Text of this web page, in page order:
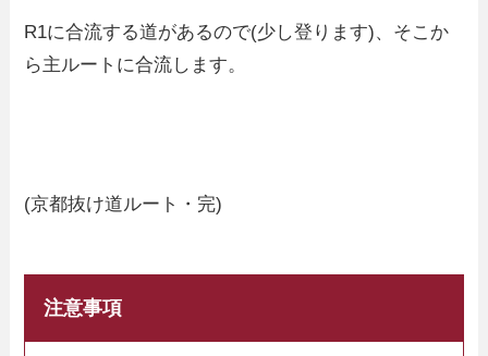
R1に合流する道があるので(少し登ります)、そこか
ら主ルートに合流します。
(京都抜け道ルート・完)
注意事項